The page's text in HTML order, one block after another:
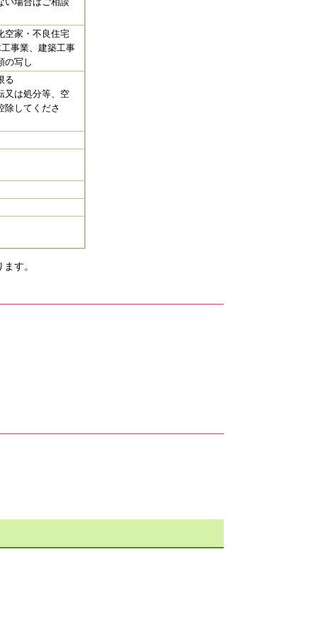
い場合はご相談
空家・不良住宅
事業、建築工事
の写し
る
又は処分等、空
除してくださ
す。